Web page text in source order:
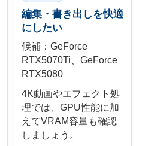
編集・書き出しを快適
にしたい
候補：GeForce
RTX5070Ti、GeForce
RTX5080
4K動画やエフェクト処
理では、GPU性能に加
えてVRAM容量も確認
しましょう。